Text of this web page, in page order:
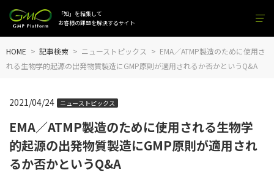
「知」を結集して
お客様の課題を解決するサイト
HOME 記事検索 ニューストピックス
EMA／ATMP製造のために使用さ
れる生物学的起源の出発物質製造にGMP原則が適用されるか否かというQ&A
EMA／ATMP製造のために使用される生物学
的起源の出発物質製造にGMP原則が適用され
るか否かというQ&A
2021/04/24 ニューストピックス